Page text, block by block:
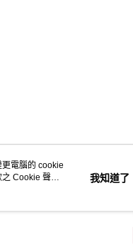
電腦的 cookie
Cookie 聲明
我知道了